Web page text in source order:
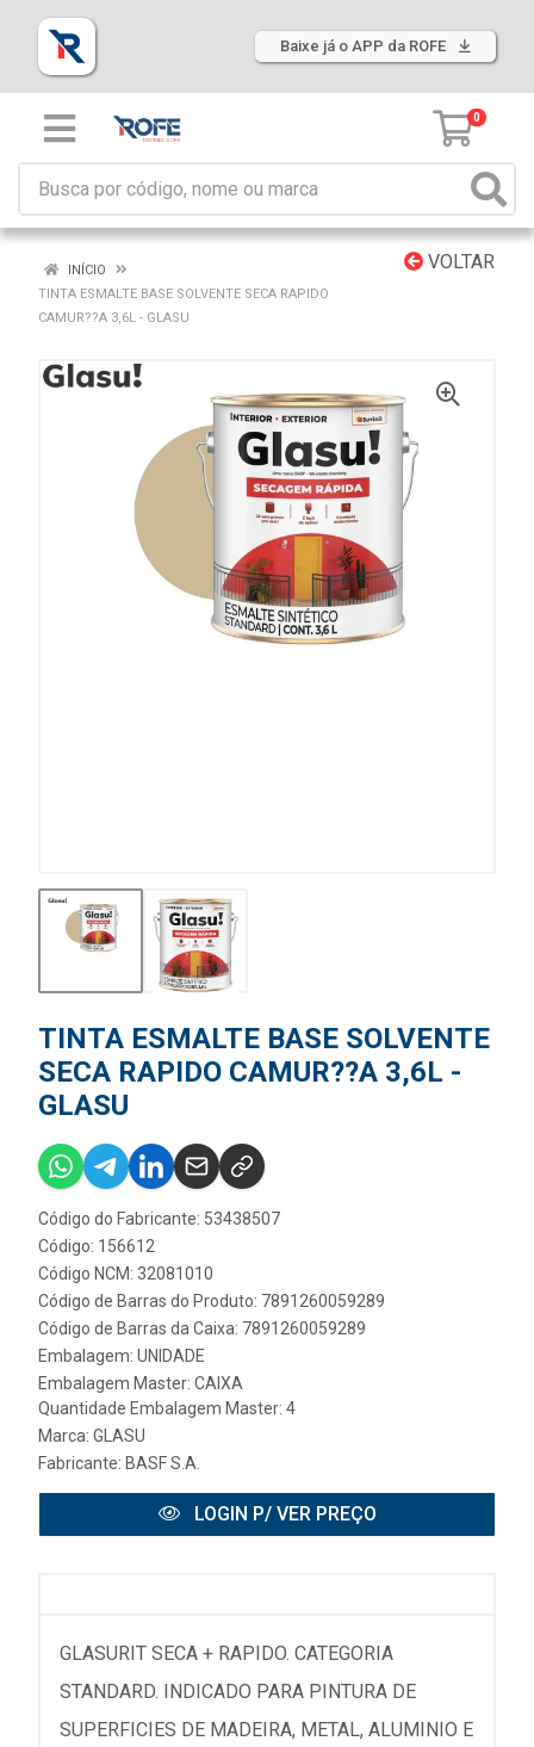
Baixe já o APP da ROFE
0
VOLTAR
INÍCIO
TINTA ESMALTE BASE SOLVENTE SECA RAPIDO
CAMUR??A 3,6L - GLASU
TINTA ESMALTE BASE SOLVENTE
SECA RAPIDO CAMUR??A 3,6L -
GLASU
Código do Fabricante: 53438507
Código: 156612
Código NCM: 32081010
Código de Barras do Produto: 7891260059289
Código de Barras da Caixa: 7891260059289
Embalagem: UNIDADE
Embalagem Master: CAIXA
Quantidade Embalagem Master: 4
Marca: GLASU
Fabricante: BASF S.A.
LOGIN P/ VER PREÇO
GLASURIT SECA + RAPIDO. CATEGORIA
STANDARD. INDICADO PARA PINTURA DE
SUPERFICIES DE MADEIRA, METAL, ALUMINIO E